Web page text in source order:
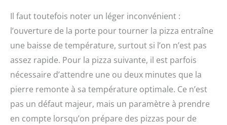
Il faut toutefois noter un léger inconvénient :
l’ouverture de la porte pour tourner la pizza entraîne
une baisse de température, surtout si l’on n’est pas
assez rapide. Pour la pizza suivante, il est parfois
nécessaire d’attendre une ou deux minutes que la
pierre remonte à sa température optimale. Ce n’est
pas un défaut majeur, mais un paramètre à prendre
en compte lorsqu’on prépare des pizzas pour de